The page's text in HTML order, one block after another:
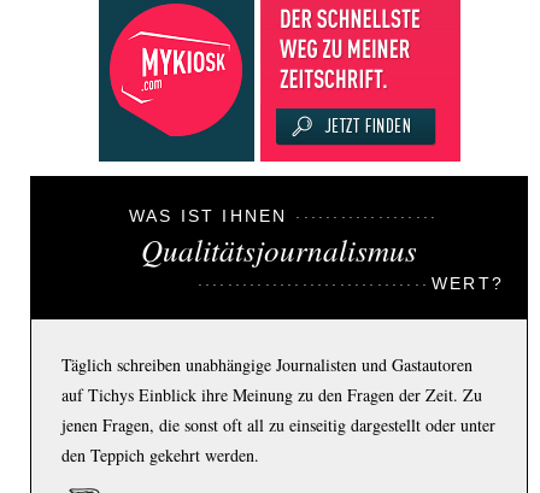
WAS IST IHNEN
Qualitätsjournalismus
WERT?
Täglich schreiben unabhängige Journalisten und Gastautoren
auf Tichys Einblick ihre Meinung zu den Fragen der Zeit. Zu
jenen Fragen, die sonst oft all zu einseitig dargestellt oder unter
den Teppich gekehrt werden.